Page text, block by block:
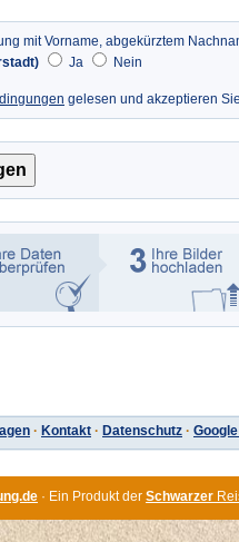
mit Vorname, abgekürztem
Ja Nein
gelesen und akzeptieren
· Kontakt · Datenschutz ·
· Ein Produkt der Schwarzer